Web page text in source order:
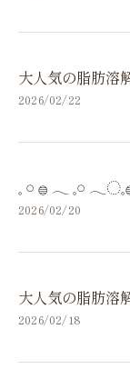
大人気の脂肪
2026/02/22
𓈒 𓏸 𓐍 𓂃 𓈒𓏸
2026/02/20
大人気の脂肪
2026/02/18